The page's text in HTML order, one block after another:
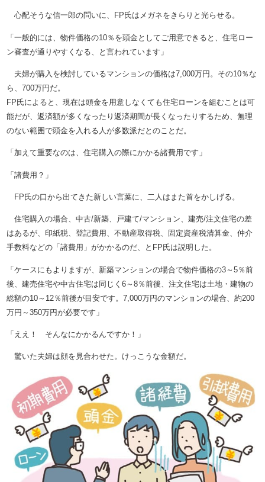
心配そうな信一郎の問いに、FP氏はメガネをきらりと光らせる。
「一般的には、物件価格の10％を頭金としてご用意できると、住宅ロー
ン審査が通りやすくなる、と言われています」
夫婦が購入を検討しているマンションの価格は7,000万円。その10％な
ら、700万円だ。
FP氏によると、現在は頭金を用意しなくても住宅ローンを組むことは可
能だが、返済額が多くなったり返済期間が長くなったりするため、無理
のない範囲で頭金を入れる人が多数派だとのことだ。
「加えて重要なのは、住宅購入の際にかかる諸費用です」
「諸費用？」
FP氏の口から出てきた新しい言葉に、二人はまた首をかしげる。
住宅購入の場合、中古/新築、戸建て/マンション、建売/注文住宅の差
はあるが、印紙税、登記費用、不動産取得税、固定資産税清算金、仲介
手数料などの「諸費用」がかかるのだ、とFP氏は説明した。
「ケースにもよりますが、新築マンションの場合で物件価格の3～5％前
後、建売住宅や中古住宅は同じく6～8％前後、注文住宅は土地・建物の
総額の10～12％前後が目安です。7,000万円のマンションの場合、約200
万円～350万円が必要です」
「ええ！ そんなにかかるんですか！」
驚いた夫婦は顔を見合わせた。けっこうな金額だ。